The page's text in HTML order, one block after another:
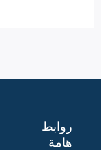
روابط
هامة